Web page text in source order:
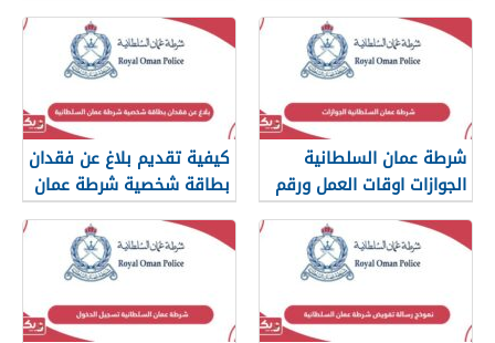
شرطة عمان السلطانية
الجوازات اوقات العمل ورقم
التواصل
كيفية تقديم بلاغ عن فقدان
بطاقة شخصية شرطة عمان
السلطانية